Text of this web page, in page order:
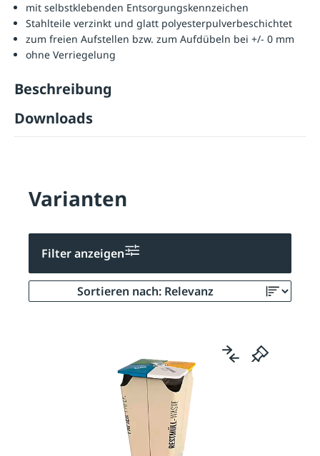
mit selbstklebenden Entsorgungskennzeichen
Stahlteile verzinkt und glatt polyesterpulverbeschichtet
zum freien Aufstellen bzw. zum Aufdübeln bei +/- 0 mm
ohne Verriegelung
Beschreibung
Downloads
Varianten
Filter anzeigen